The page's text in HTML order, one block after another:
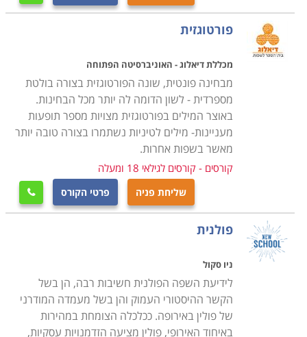
אלו הבקיאים רק בשפה אחת בייחוד במקצועות לוגיים כגון
מתמטיקה.
שלישית, לימוד שפות מחדד את יכולת ריבוי המשימות. הדבר
נובע למעשה מהיכולת של אותם אנשים להחליף בין הדיבור
והכתיבה בשפה אחת לאחרת. נוסף לך, יכולת דיבור בשפה
נוספת מפחיתה את הסיכון לחלות באלצהיימר או דמנציה,
ואף משפרת את הזיכרון. המוח למעשה הוא שריר המתפקד
טוב יותר כאשר מאמנים אותו. רכישת שפה נוספת מצריכה
שינון חוקי דקדוק ואוצר מילים חדש המסייעים לחזק את
המוח כשריר. כמו כן, פעולות אלו משפרות את הזיכרון הכללי
דבר המאפשר לבעלי שני שפות ומעלה לשנן בצורה טובה
יותר רשימות, נוסחאות, שמות וכיוונים. לבסוף, נמצא כי
אנשים הרוכשים שפה נוספת הם בעלי יכולת הבחנה טובה
יותר. זאת מאחר ויש להם יכולת טובה יותר להבחין במידע
רלבנטי ולהתעלם מכל המידע שאינו רלבנטי עבורם.
לימוד שפות - למי זה מתאים
למעשה, שפה חדשה אפשר ללמוד בכל גיל. מסלולי הלימוד
פורטוגזית
מכללת דיאלוג - האוניברסיטה הפתוחה
מבחינה פונטית, שונה הפורטוגזית בצורה בולטת
מספרדית - לשון הדומה לה יותר מכל הבחינות.
באוצר המילים בפורטוגזית מצויות מספר תופעות
מעניינות- מילים לטיניות נשתמרו בצורה טובה יותר
מאשר בשפות אחרות.
קורסים - קורסים לגילאי 18 ומעלה
שליחת פניה פרטי הקורס 
פולנית
ניו סקול
לידיעת השפה הפולנית חשיבות רבה, הן בשל
הקשר ההיסטורי העמוק והן בשל מעמדה המודרני
של פולין באירופה. ככלכלה הצומחת במהירות
באיחוד האירופי, פולין מציעה הזדמנויות עסקיות,